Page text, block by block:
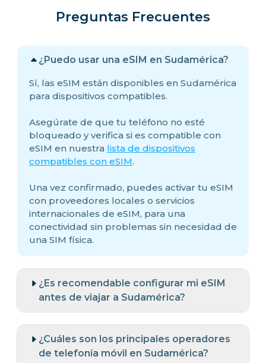
Preguntas Frecuentes
¿Puedo usar una eSIM en Sudamérica?
Sí, las eSIM están disponibles en Sudamérica
para dispositivos compatibles.
Asegúrate de que tu teléfono no esté
bloqueado y verifica si es compatible con
eSIM en nuestra lista de dispositivos
compatibles con eSIM.
Una vez confirmado, puedes activar tu eSIM
con proveedores locales o servicios
internacionales de eSIM, para una
conectividad sin problemas sin necesidad de
una SIM física.
¿Es recomendable configurar mi eSIM
antes de viajar a Sudamérica?
¿Cuáles son los principales operadores
de telefonía móvil en Sudamérica?